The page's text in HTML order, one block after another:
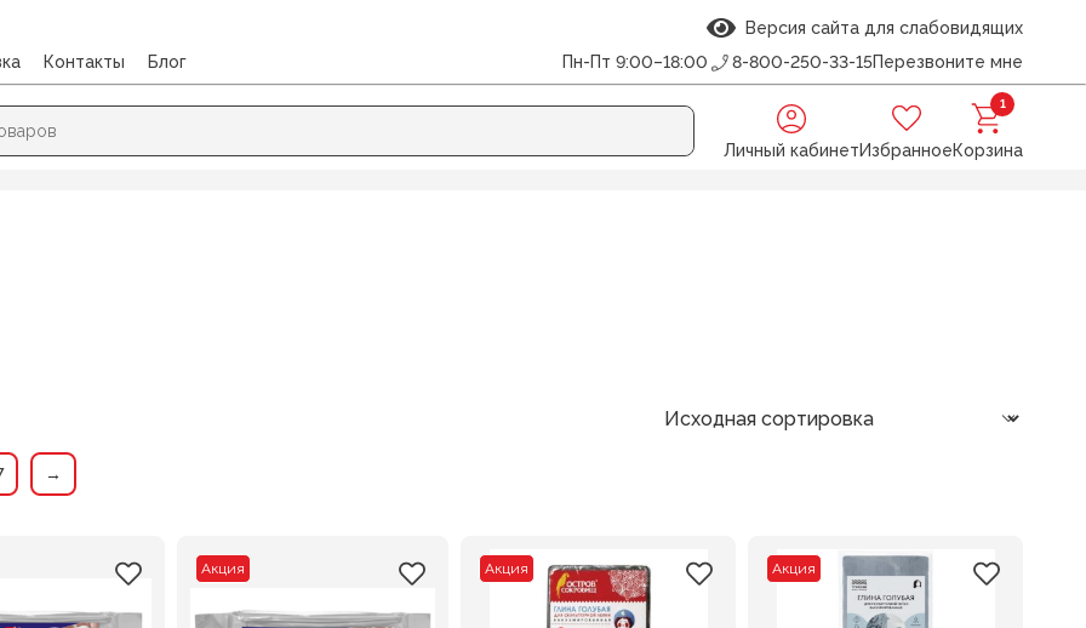
Версия сайта для слабовидящих
Контакты Блог Пн-Пт 9:00–18:00 8-800-250-33-15Перезвоните мне
Личный кабинетИзбранное
1
Корзина
→
Акция Акция Акция